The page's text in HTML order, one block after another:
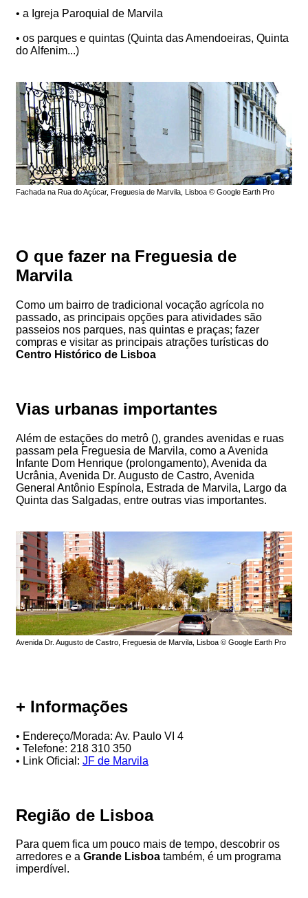
• a Igreja Paroquial de Marvila
• os parques e quintas (Quinta das Amendoeiras, Quinta
do Alfenim...)
Fachada na Rua do Açúcar, Freguesia de Marvila, Lisboa © Google Earth Pro
O que fazer na Freguesia de
Marvila
Como um bairro de tradicional vocação agrícola no
passado, as principais opções para atividades são
passeios nos parques, nas quintas e praças; fazer
compras e visitar as principais atrações turísticas do
Centro Histórico de Lisboa
Vias urbanas importantes
Além de estações do metrô (), grandes avenidas e ruas
passam pela Freguesia de Marvila, como a Avenida
Infante Dom Henrique (prolongamento), Avenida da
Ucrânia, Avenida Dr. Augusto de Castro, Avenida
General Antônio Espínola, Estrada de Marvila, Largo da
Quinta das Salgadas, entre outras vias importantes.
Avenida Dr. Augusto de Castro, Freguesia de Marvila, Lisboa © Google Earth Pro
+ Informações
• Endereço/Morada: Av. Paulo VI 4
• Telefone: 218 310 350
• Link Oficial: JF de Marvila
Região de Lisboa
Para quem fica um pouco mais de tempo, descobrir os
arredores e a Grande Lisboa também, é um programa
imperdível.